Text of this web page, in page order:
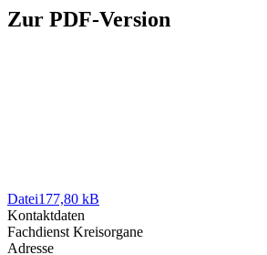
Zur PDF-Version
Datei177,80 kB
Kontaktdaten
Fachdienst Kreisorgane
Adresse